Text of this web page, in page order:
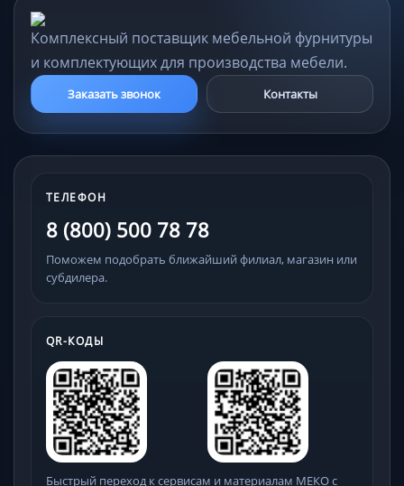
Комплексный поставщик мебельной фурнитуры
и комплектующих для производства мебели.
Заказать звонок Контакты
ТЕЛЕФОН
8 (800) 500 78 78
Поможем подобрать ближайший филиал, магазин или
субдилера.
QR-КОДЫ
Быстрый переход к сервисам и материалам МЕКО с